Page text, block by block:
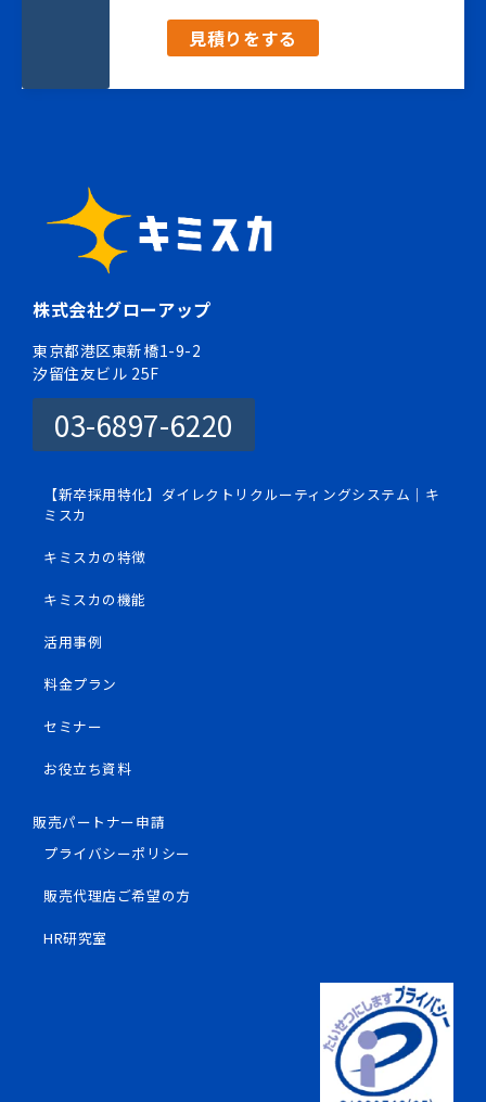
見積りをする
株式会社グローアップ
東京都港区東新橋1-9-2
汐留住友ビル 25F
03-6897-6220
【新卒採用特化】ダイレクトリクルーティングシステム｜キ
ミスカ
キミスカの特徴
キミスカの機能
活用事例
料金プラン
セミナー
お役立ち資料
販売パートナー申請
プライバシーポリシー
販売代理店ご希望の方
HR研究室